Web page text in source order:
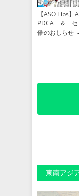
【ASO Tips】
PDCA ＆ セ
催のおしらせ
東南アジ